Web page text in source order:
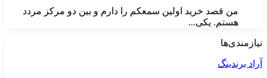
من قصد خرید اولین سمعکم را دارم و بین دو مرکز مردد
هستم. یکی...
نیازمندی‌ها
آراد برندینگ